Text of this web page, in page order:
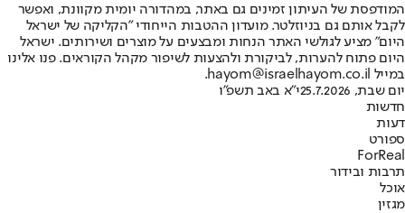
המודפסת של העיתון זמינים גם באתר, במהדורה יומית מקוונת, ואפשר
לקבל אותם גם בניוזלטר. מועדון ההטבות הייחודי "הקליקה של ישראל
היום" מציע לגולשי האתר הנחות ומבצעים על מוצרים ושירותים. ישראל
היום פתוח להערות, לביקורת ולהצעות לשיפור מקהל הקוראים. פנו אלינו
במייל hayom@israelhayom.co.il.
יום שבת, 25.7.2026
י"א באב תשפ"ו
חדשות
דעות
ספורט
ForReal
תרבות ובידור
אוכל
מגזין